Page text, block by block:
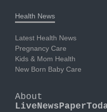
Health News
Latest Health News
Pregnancy Care
Kids & Mom Health
New Born Baby Care
About